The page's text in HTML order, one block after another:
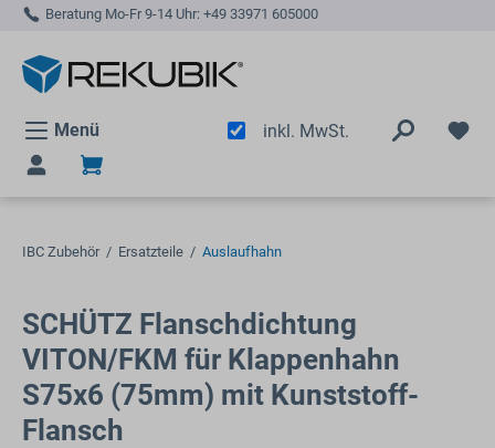
springen
Beratung Mo-Fr 9-14 Uhr: +49 33971 605000
Menü inkl. MwSt.
IBC Zubehör / Ersatzteile / Auslaufhahn
SCHÜTZ Flanschdichtung
VITON/FKM für Klappenhahn
S75x6 (75mm) mit Kunststoff-
Flansch